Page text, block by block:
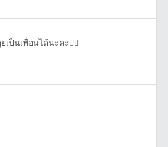
ป็นเพื่อนได้นะคะ🏳️‍🌈